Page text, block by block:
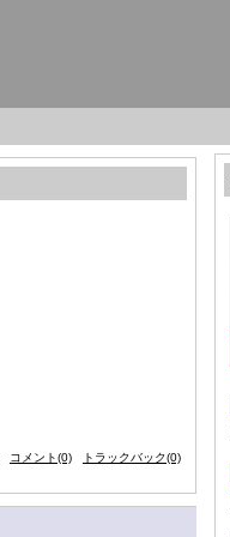
コメント(0) トラックバック(0)